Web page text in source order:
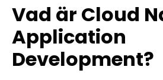
Vad är Cloud
Application
Development?